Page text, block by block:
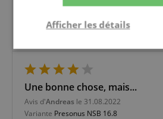
évaluation de l'article dans leur
Une bonne chose, mais...
Avis d'Andreas le 31.08.2022
Variante Presonus NSB 16.8
Afficher les détails
Strictement
Fonctionnalité